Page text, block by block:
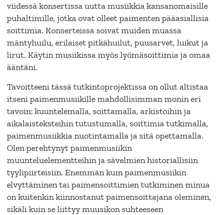
viidessä konsertissa uutta musiikkia kansanomaisille
puhaltimille, jotka ovat olleet paimenten pääasiallisia
soittimia. Konserteissa soivat muiden muassa
mäntyhuilu, erilaiset pitkähuilut, puusarvet, luikut ja
lirut. Käytin musiikissa myös lyömäsoittimia ja omaa
ääntäni.
Tavoitteeni tässä tutkintoprojektissa on ollut altistaa
itseni paimenmusiikille mahdollisimman monin eri
tavoin: kuuntelemalla, soittamalla, arkistoihin ja
aikalaisteksteihin tutustumalla, soittimia tutkimalla,
paimenmusiikkia nuotintamalla ja sitä opettamalla.
Olen perehtynyt paimenmusiikin
muunteluelementteihin ja sävelmien historiallisiin
tyylipiirteisiin. Enemmän kuin paimenmusiikin
elvyttäminen tai paimensoittimien tutkiminen minua
on kuitenkin kiinnostanut paimensoittajana oleminen,
sikäli kuin se liittyy muusikon suhteeseen